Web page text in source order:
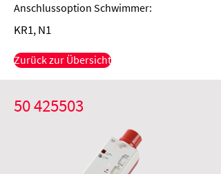
Anschlussoption Schwimmer:
KR1, N1
Zurück zur Übersicht
50 425503